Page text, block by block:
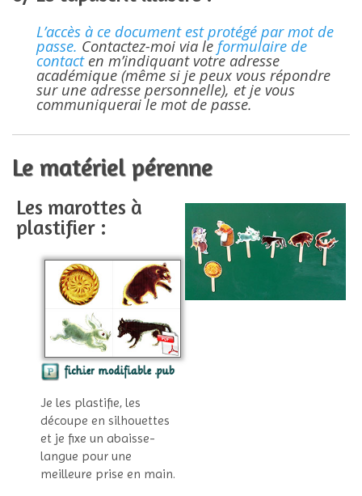
L’accès à ce document est protégé par mot de
passe. Contactez-moi via le formulaire de
contacten m’indiquant votre adresse
académique (même si je peux vous répondre
sur une adresse personnelle), et je vous
communiquerai le mot de passe.
Le matériel pérenne
Les marottes à
plastifier :
Je les plastifie, les
découpe en silhouettes
et je fixe un abaisse-
langue pour une
meilleure prise en main.